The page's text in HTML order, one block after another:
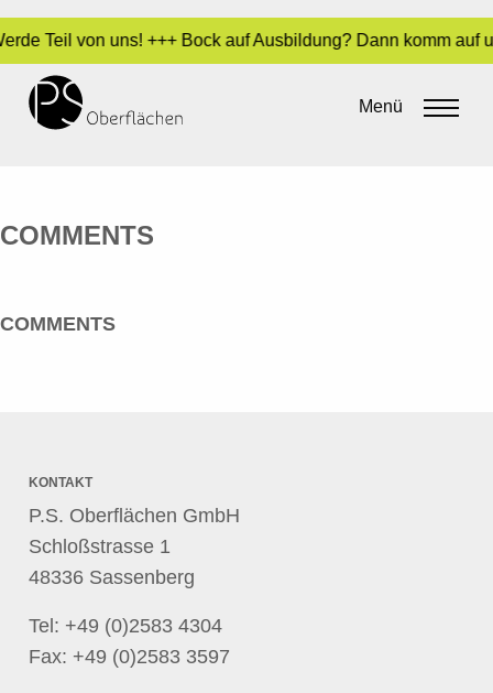
Teil von uns! +++ Bock auf Ausbildung? Dann komm
Menü
NICOLAI GMBH
admin•20. Mai 2016
COMMENTS
COMMENTS
KONTAKT
P.S. Oberflächen GmbH
Schloßstrasse 1
48336 Sassenberg
Tel: +49 (0)2583 4304
Fax: +49 (0)2583 3597